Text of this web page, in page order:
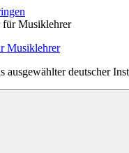
Musiklehrer
ausgewählter deutscher